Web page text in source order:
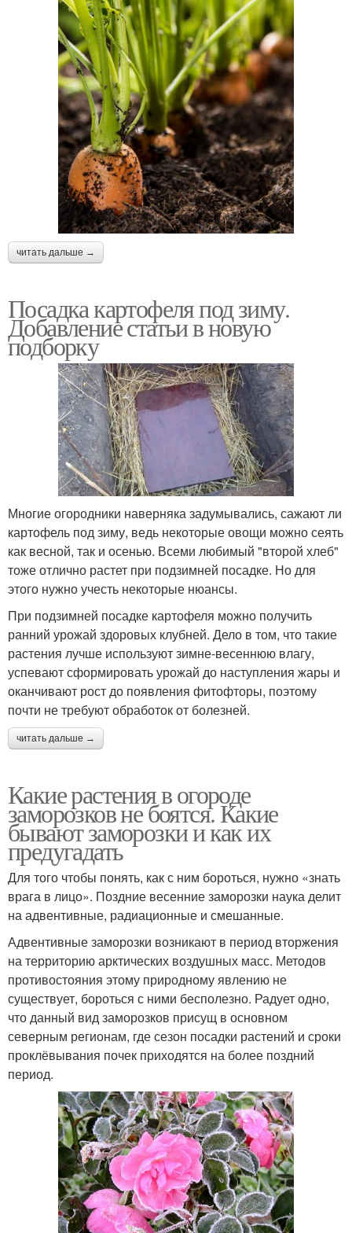
читать дальше →
Посадка картофеля под зиму.
Добавление статьи в новую
подборку
Многие огородники наверняка задумывались, сажают ли
картофель под зиму, ведь некоторые овощи можно сеять
как весной, так и осенью. Всеми любимый "второй хлеб"
тоже отлично растет при подзимней посадке. Но для
этого нужно учесть некоторые нюансы.
При подзимней посадке картофеля можно получить
ранний урожай здоровых клубней. Дело в том, что такие
растения лучше используют зимне-весеннюю влагу,
успевают сформировать урожай до наступления жары и
оканчивают рост до появления фитофторы, поэтому
почти не требуют обработок от болезней.
читать дальше →
Какие растения в огороде
заморозков не боятся. Какие
бывают заморозки и как их
предугадать
Для того чтобы понять, как с ним бороться, нужно «знать
врага в лицо». Поздние весенние заморозки наука делит
на адвентивные, радиационные и смешанные.
Адвентивные заморозки возникают в период вторжения
на территорию арктических воздушных масс. Методов
противостояния этому природному явлению не
существует, бороться с ними бесполезно. Радует одно,
что данный вид заморозков присущ в основном
северным регионам, где сезон посадки растений и сроки
проклёвывания почек приходятся на более поздний
период.